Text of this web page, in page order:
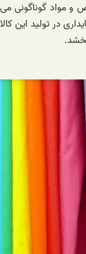
و مواد گوناگونی می
در تولید این کالا